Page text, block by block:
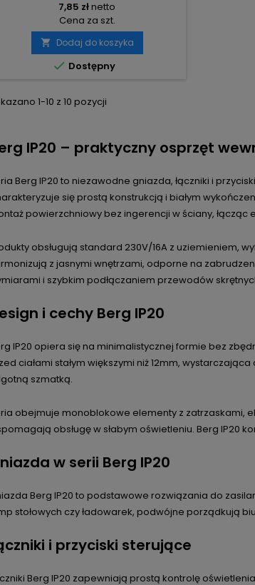
7,85 złnetto
Cena za szt.
 Dodaj do koszyka
 Dostępny
1-10 z 10 pozycji
IP20 – praktyczny osprzęt
Berg IP20 to niezawodne gniazda, łączniki i
się prostą konstrukcją i białym
powierzchniowy bez ingerencji w ściany,
obsługują standard 230V/16A z uziemieniem,
z jasnymi wnętrzami, odporne na
i szybkim podłączaniem przewodów
i cechy Berg IP20
IP20 opiera się na minimalistycznej formie bez
ciałami stałym większymi niż 12mm, wystarczająca
szmatką.
obejmuje monoblokowe elementy z zatrzaskami,
obsługę w słabym oświetleniu. Berg IP20
w serii Berg IP20
Berg IP20 to podstawowe rozwiązania do
stołowych czy ładowarek, podwójne porządkują
i przyciski sterujące
Berg IP20 zapewniają prostą kontrolę